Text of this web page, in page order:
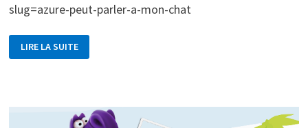
slug=azure-peut-parler-a-mon-chat
VIRTUAL
AZURE
COMMUNITY
PARLER
LIRE LA SUITE